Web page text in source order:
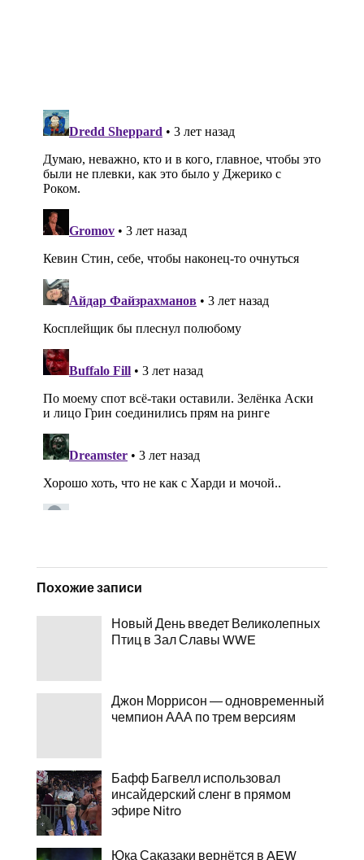
Похожие записи
Новый День введет Великолепных
Птиц в Зал Славы WWE
Джон Моррисон — одновременный
чемпион ААА по трем версиям
Бафф Багвелл использовал
инсайдерский сленг в прямом
эфире Nitro
Юка Саказаки вернётся в AEW